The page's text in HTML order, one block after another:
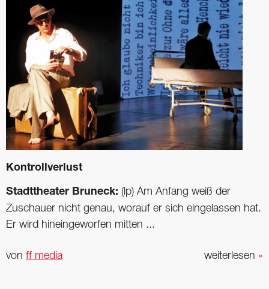
Kontrollverlust
Stadttheater Bruneck: (lp) Am Anfang weiß der
Zuschauer nicht genau, worauf er sich eingelassen hat.
Er wird hineingeworfen mitten ...
weiterlesen »
von ff media